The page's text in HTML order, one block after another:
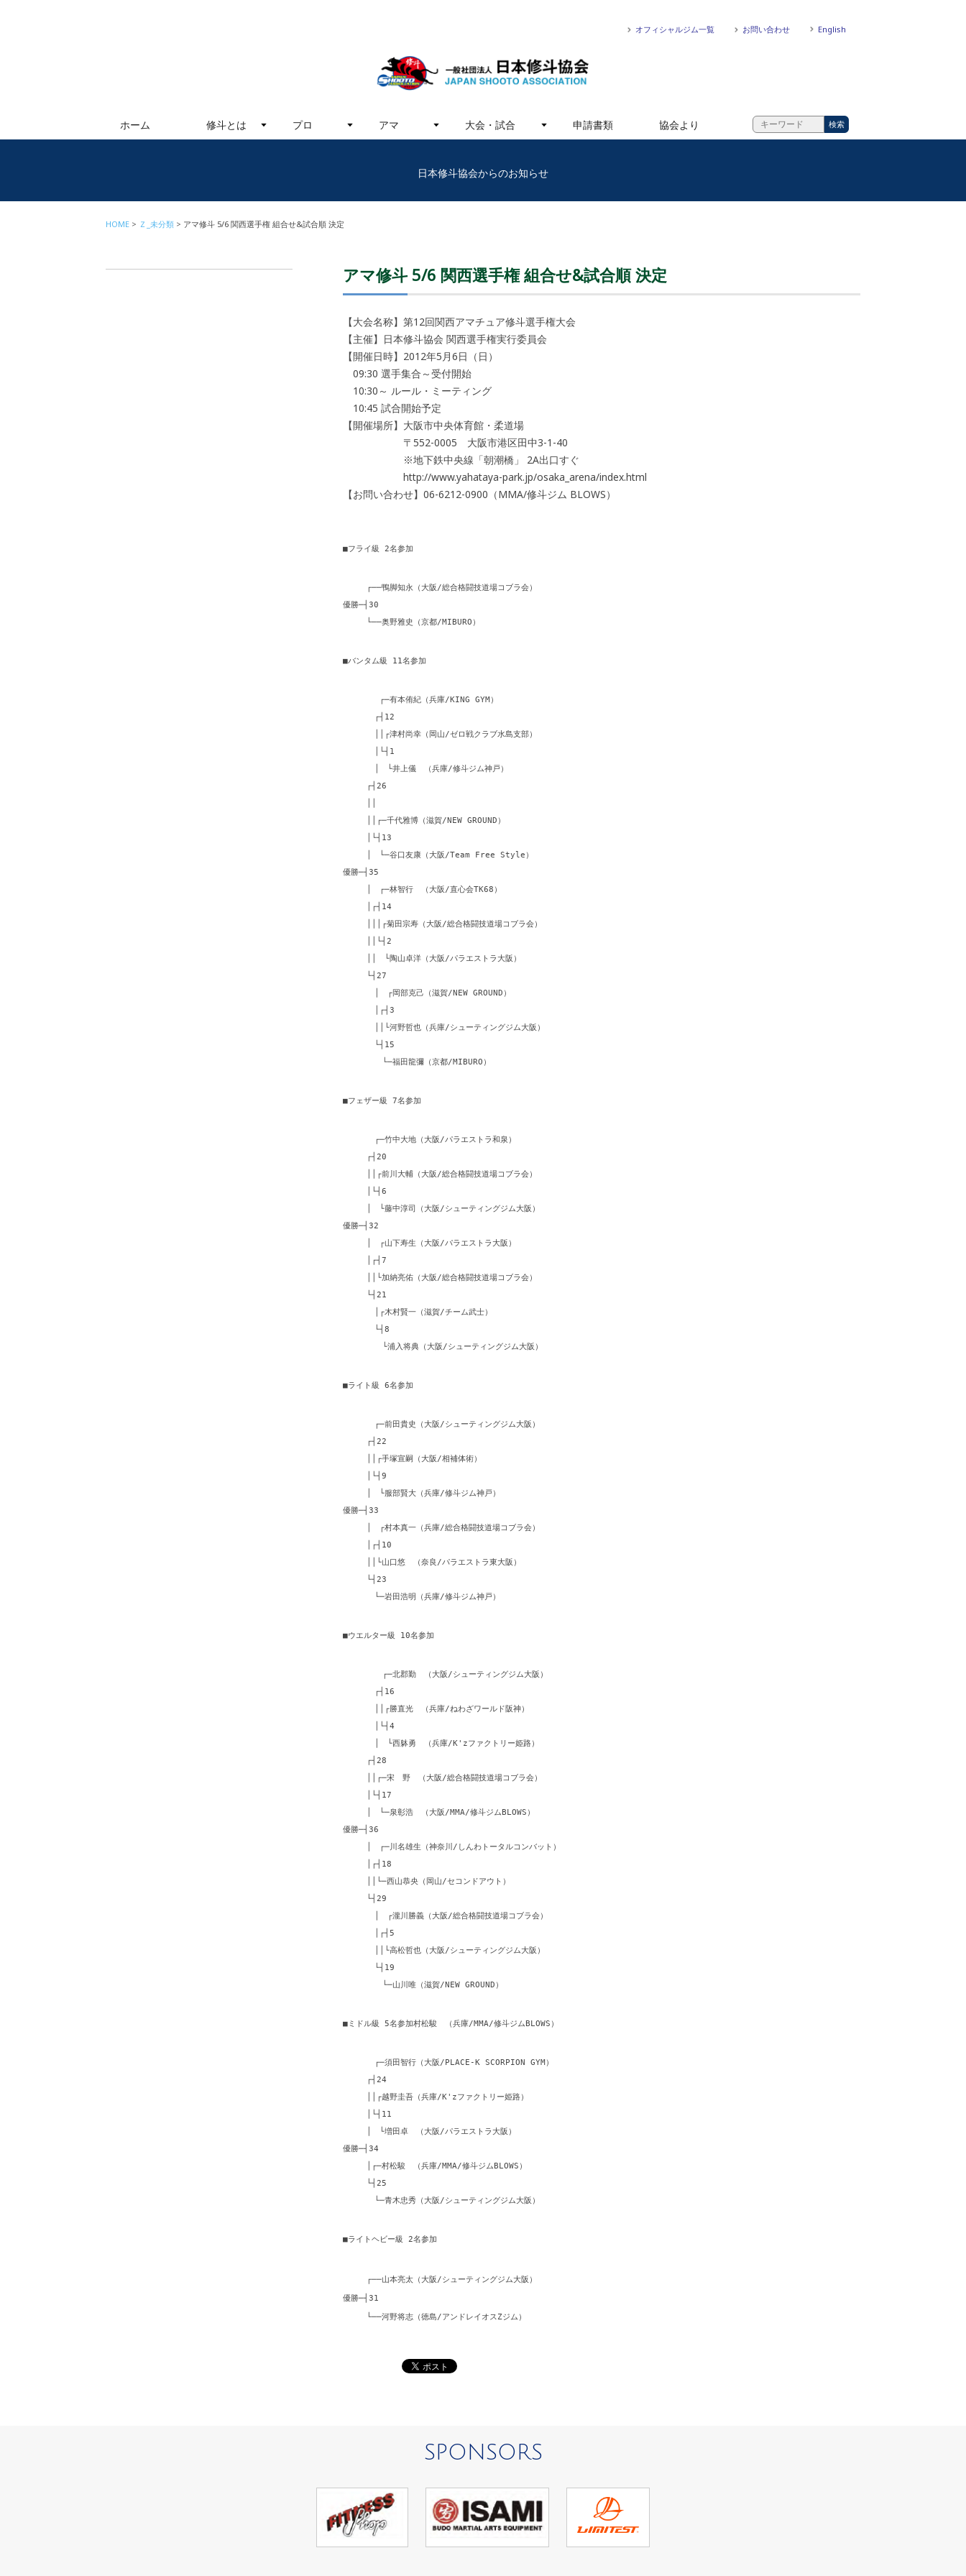
オフィシャルジム一覧 お問い合わせ English
ホーム 修斗とは プロ アマ 大会・試合 申請書類 協会より
日本修斗協会からのお知らせ
HOME Ｚ_未分類 アマ修斗 5/6 関西選手権 組合せ&試合順 決定
アマ修斗 5/6 関西選手権 組合せ&試合順 決定
【大会名称】第12回関西アマチュア修斗選手権大会
【主催】日本修斗協会 関西選手権実行委員会
【開催日時】2012年5月6日（日）
09:30 選手集合～受付開始
10:30～ ルール・ミーティング
10:45 試合開始予定
【開催場所】大阪市中央体育館・柔道場
〒552-0005 大阪市港区田中3-1-40
※地下鉄中央線「朝潮橋」 2A出口すぐ
http://www.yahataya-park.jp/osaka_arena/index.html
【お問い合わせ】06-6212-0900（MMA/修斗ジム BLOWS）
■フライ級 2名参加
┌──鴨脚知永（大阪/総合格闘技道場コブラ会）
優勝─┤30
└──奥野雅史（京都/MIBURO）
■バンタム級 11名参加
┌─有本侑紀（兵庫/KING GYM）
┌┤12
││┌津村尚幸（岡山/ゼロ戦クラブ水島支部）
│└┤1
│ └井上儀 （兵庫/修斗ジム神戸）
┌┤26
││┌─千代雅博（滋賀/NEW GROUND）
│└┤13
│ └─谷口友康（大阪/Team Free Style）
優勝─┤35
│ ┌─林智行 （大阪/直心会TK68）
│┌┤14
│││┌菊田宗寿（大阪/総合格闘技道場コブラ会）
││└┤2
││ └陶山卓洋（大阪/パラエストラ大阪）
└┤27
│ ┌岡部克己（滋賀/NEW GROUND）
│┌┤3
││└河野哲也（兵庫/シューティングジム大阪）
└┤15
└─福田龍彌（京都/MIBURO）
■フェザー級 7名参加
┌─竹中大地（大阪/パラエストラ和泉）
┌┤20
││┌前川大輔（大阪/総合格闘技道場コブラ会）
│└┤6
│ └藤中淳司（大阪/シューティングジム大阪）
優勝─┤32
│ ┌山下寿生（大阪/パラエストラ大阪）
│┌┤7
││└加納亮佑（大阪/総合格闘技道場コブラ会）
└┤21
│┌木村賢一（滋賀/チーム武士）
└┤8
└浦入将典（大阪/シューティングジム大阪）
■ライト級 6名参加
┌─前田貴史（大阪/シューティングジム大阪）
┌┤22
││┌手塚宣嗣（大阪/相補体術）
│└┤9
│ └服部賢大（兵庫/修斗ジム神戸）
優勝─┤33
│ ┌村本真一（兵庫/総合格闘技道場コブラ会）
│┌┤10
││└山口悠 （奈良/パラエストラ東大阪）
└┤23
└─岩田浩明（兵庫/修斗ジム神戸）
■ウエルター級 10名参加
┌─北郡勤 （大阪/シューティングジム大阪）
┌┤16
││┌勝直光 （兵庫/ねわざワールド阪神）
│└┤4
│ └西躰勇 （兵庫/K'zファクトリー姫路）
┌┤28
││┌─宋 野 （大阪/総合格闘技道場コブラ会）
│└┤17
│ └─泉彰浩 （大阪/MMA/修斗ジムBLOWS）
優勝─┤36
│ ┌─川名雄生（神奈川/しんわトータルコンバット）
│┌┤18
││└─西山恭央（岡山/セコンドアウト）
└┤29
│ ┌瀧川勝義（大阪/総合格闘技道場コブラ会）
│┌┤5
││└高松哲也（大阪/シューティングジム大阪）
└┤19
└─山川唯（滋賀/NEW GROUND）
■ミドル級 5名参加村松駿 （兵庫/MMA/修斗ジムBLOWS）
┌─須田智行（大阪/PLACE-K SCORPION GYM）
┌┤24
││┌越野圭吾（兵庫/K'zファクトリー姫路）
│└┤11
│ └増田卓 （大阪/パラエストラ大阪）
優勝─┤34
│┌─村松駿 （兵庫/MMA/修斗ジムBLOWS）
└┤25
└─青木忠秀（大阪/シューティングジム大阪）
■ライトヘビー級 2名参加
┌──山本亮太（大阪/シューティングジム大阪）
優勝─┤31
└──河野将志（徳島/アンドレイオスZジム）
SPONSORS